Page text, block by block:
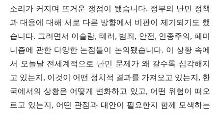
소리가 커지며 뜨거운 쟁점이 됐습니다. 정부의 난민 정책
과 대응에 대해 서로 다른 방향에서 비판이 제기되기도 했
습니다. 그러면서 이슬람, 테러 , 범죄 , 안전 , 인종주의 ,페미
니즘에 관한 다양한 논점들이 논의됐습니다. 이 상황 속에
서 오늘날 전세계적으로 난민 문제가 왜 갈수록 심각해지
고 있는지 , 이것이 어떤 정치적 결과를 가져오고 있는지 , 한
국에서의 상황은 어떻게 변화하고 있고, 어떤 위험이 떠오
르고 있는지 , 어떤 관점과 대안이 필요한지 함께 모색하는